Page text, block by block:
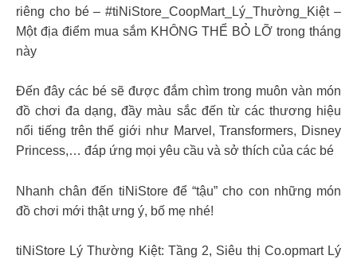
riêng cho bé – #tiNiStore_CoopMart_Lý_Thường_Kiệt –
Một địa điểm mua sắm KHÔNG THỂ BỎ LỠ trong tháng
này
Đến đây các bé sẽ được đắm chìm trong muôn vàn món
đồ chơi đa dạng, đầy màu sắc đến từ các thương hiệu
nổi tiếng trên thế giới như Marvel, Transformers, Disney
Princess,… đáp ứng mọi yêu cầu và sở thích của các bé
Nhanh chân đến tiNiStore để “tậu” cho con những món
đồ chơi mới thật ưng ý, bố mẹ nhé!
tiNiStore Lý Thường Kiệt: Tầng 2, Siêu thị Co.opmart Lý